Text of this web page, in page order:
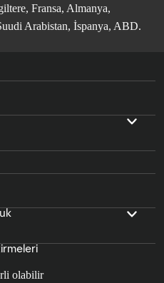
Fransa, Almanya,
Arabistan, İspanya, ABD.
olabilir